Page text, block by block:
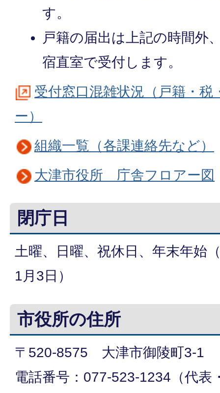
す。
戸籍の届出は上記の時間外
宿直室で受付します。
受付窓口混雑状況（戸籍・
ー）
組織一覧（各課連絡先など）
大津市役所 庁舎フロアー図
閉庁日
土曜、日曜、祝休日、年末年始
1月3日）
市役所の住所
〒520-8575 大津市御陵町3-1
電話番号：077-523-1234（代表